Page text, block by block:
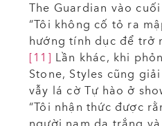
The Guardian vào
“Tôi không cố tỏ ra
hướng tính dục để trở
[11] Lần khác, khi
Stone, Styles cũng
vẫy lá cờ Tự hào ở
“Tôi nhận thức được